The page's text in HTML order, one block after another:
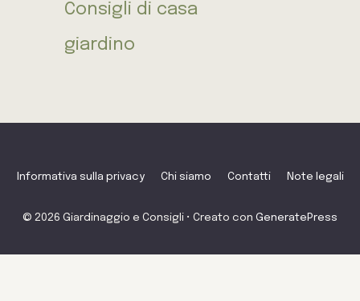
Consigli di casa
giardino
Informativa sulla privacy Chi siamo Contatti Note legali
© 2026 Giardinaggio e Consigli • Creato con GeneratePress